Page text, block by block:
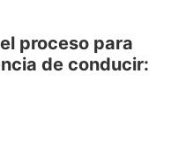
proceso para
de conducir: